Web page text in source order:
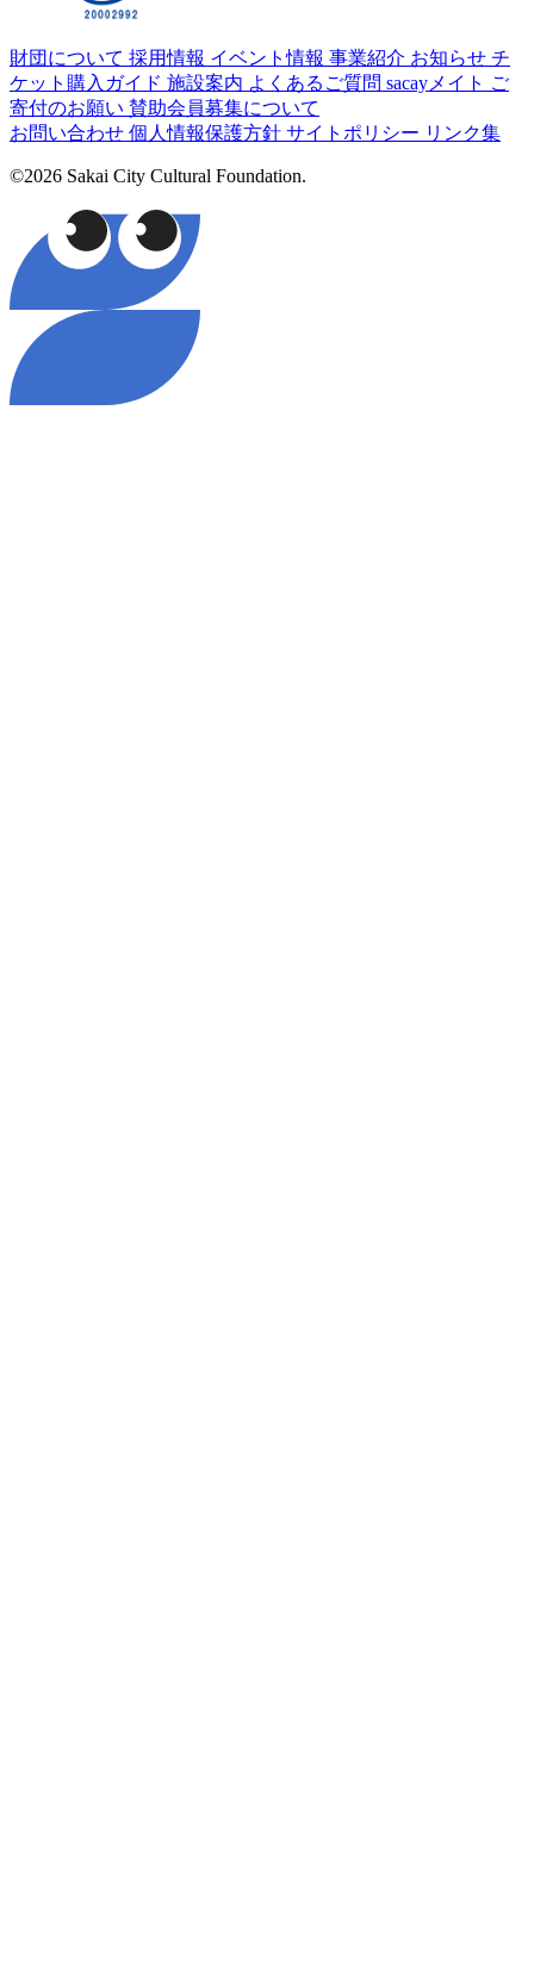
財団について 採用情報 イベント情報 事業紹介 お知らせ チ
ケット購入ガイド 施設案内 よくあるご質問 sacayメイト ご
寄付のお願い 賛助会員募集について
お問い合わせ 個人情報保護方針 サイトポリシー リンク集
©2026 Sakai City Cultural Foundation.